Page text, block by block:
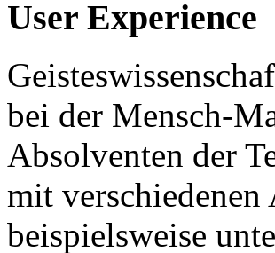
User Experience
bei der Mensch-
Absolventen der
mit verschiedenen
beispielsweise